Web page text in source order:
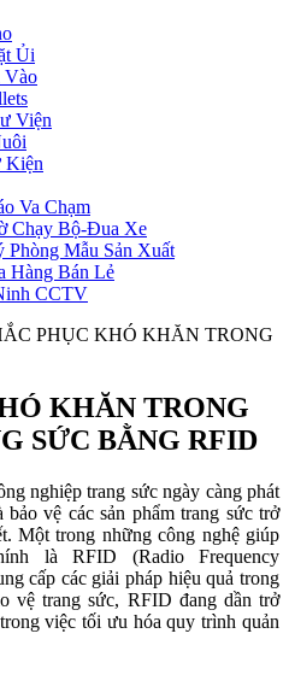
Ủi
Vào
Viện
Kiện
Va Chạm
Chạy Bộ-Đua Xe
Mẫu Sản Xuất
Hàng Bán Lẻ
CCTV
PHỤC KHÓ KHĂN TRONG
KHĂN TRONG
SỨC BẰNG RFID
nghiệp trang sức ngày càng phát
vệ các sản phẩm trang sức trở
Một trong những công nghệ giúp
là RFID (Radio Frequency
cấp các giải pháp hiệu quả trong
vệ trang sức, RFID đang dần trở
việc tối ưu hóa quy trình quản